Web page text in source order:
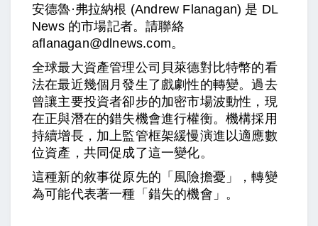
安德魯·弗拉納根 (Andrew Flanagan) 是 DL
News 的市場記者。請聯絡
aflanagan@dlnews.com。
全球最大資產管理公司貝萊德對比特幣的看
法在最近幾個月發生了戲劇性的轉變。過去
曾讓主要投資者卻步的加密市場波動性，現
在正與潛在的錯失機會進行權衡。機構採用
持續增長，加上監管框架緩慢演進以適應數
位資產，共同促成了這一變化。
這種新的敘事從原先的「風險擔憂」，轉變
為可能代表著一種「錯失的機會」。